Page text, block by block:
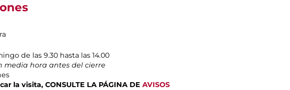
de las 9.30 hasta las 14.00
media hora antes del cierre
la visita, CONSULTE LA PÁGINA DE AVISOS